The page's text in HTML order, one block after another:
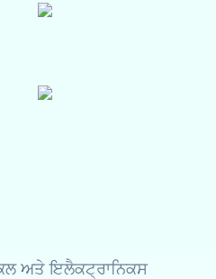
ਅਤੇ ਇਲੈਕਟ੍ਰਾਨਿਕਸ